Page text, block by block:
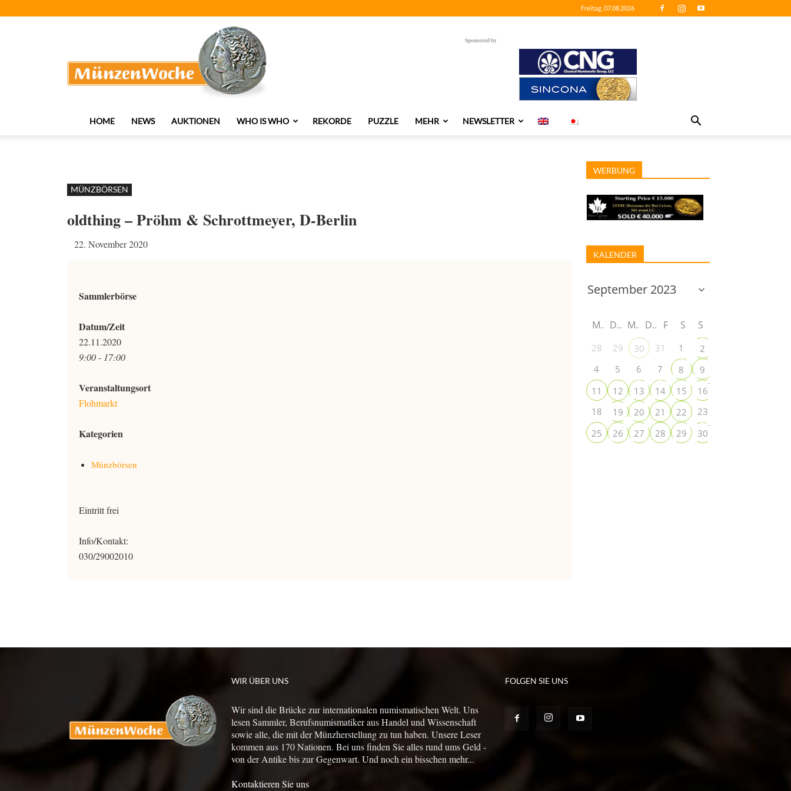
Freitag, 07.08.2026
Sponsored by
HOME NEWS AUKTIONEN WHO IS WHO REKORDE PUZZLE MEHR NEWSLETTER
MÜNZBÖRSEN
oldthing – Pröhm & Schrottmeyer, D-Berlin
22. November 2020
Sammlerbörse
Datum/Zeit
22.11.2020
9:00 - 17:00
Veranstaltungsort
Flohmarkt
Kategorien
Münzbörsen
Eintritt frei
Info/Kontakt:
030/29002010
WERBUNG
KALENDER
M D M D F S S
28 29 30 31 1 2
4
5 6 7 8 9
11 12 13 14 15 16
+
18 19 20 21 22 23
25 26 27 28 29 30
+
WIR ÜBER UNS
Wir sind die Brücke zur internationalen numismatischen Welt. Uns
lesen Sammler, Berufsnumismatiker aus Handel und Wissenschaft
sowie alle, die mit der Münzherstellung zu tun haben. Unsere Leser
kommen aus 170 Nationen. Bei uns finden Sie alles rund ums Geld -
von der Antike bis zur Gegenwart. Und noch ein bisschen mehr...
Kontaktieren Sie uns
FOLGEN SIE UNS